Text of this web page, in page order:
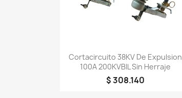
Vista rápida
Cortacircuito 38KV De Expulsion
100A 200KVBIL Sin Herraje
$ 308.140